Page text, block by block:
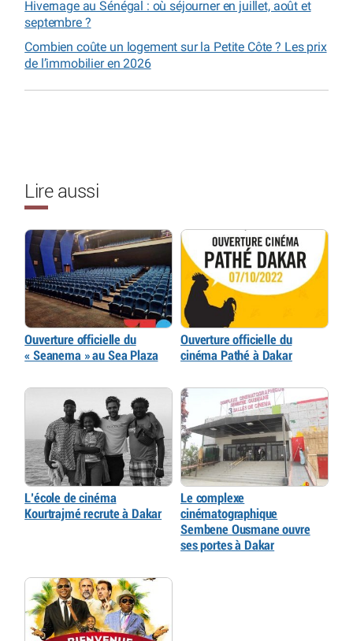
Hivernage au Sénégal : où séjourner en juillet, août et
septembre ?
Combien coûte un logement sur la Petite Côte ? Les prix
de l’immobilier en 2026
Lire aussi
Ouverture officielle du
« Seanema » au Sea Plaza
Ouverture officielle du
cinéma Pathé à Dakar
L’école de cinéma
Kourtrajmé recrute à Dakar
Le complexe
cinématographique
Sembene Ousmane ouvre
ses portes à Dakar